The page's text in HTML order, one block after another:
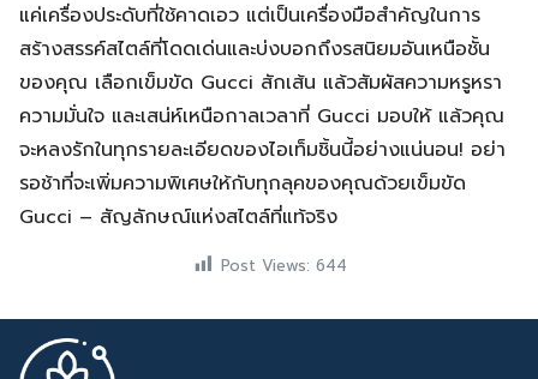
แค่เครื่องประดับที่ใช้คาดเอว แต่เป็นเครื่องมือสำคัญในการ
สร้างสรรค์สไตล์ที่โดดเด่นและบ่งบอกถึงรสนิยมอันเหนือชั้น
ของคุณ เลือกเข็มขัด Gucci สักเส้น แล้วสัมผัสความหรูหรา
ความมั่นใจ และเสน่ห์เหนือกาลเวลาที่ Gucci มอบให้ แล้วคุณ
จะหลงรักในทุกรายละเอียดของไอเท็มชิ้นนี้อย่างแน่นอน! อย่า
รอช้าที่จะเพิ่มความพิเศษให้กับทุกลุคของคุณด้วยเข็มขัด
Gucci – สัญลักษณ์แห่งสไตล์ที่แท้จริง
Post Views: 644